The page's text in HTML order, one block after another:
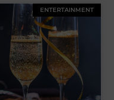
ENTERTAINMENT